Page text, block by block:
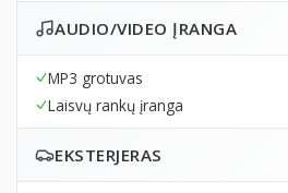
AUDIO/VIDEO ĮRANGA
MP3 grotuvas
Laisvų rankų įranga
EKSTERJERAS